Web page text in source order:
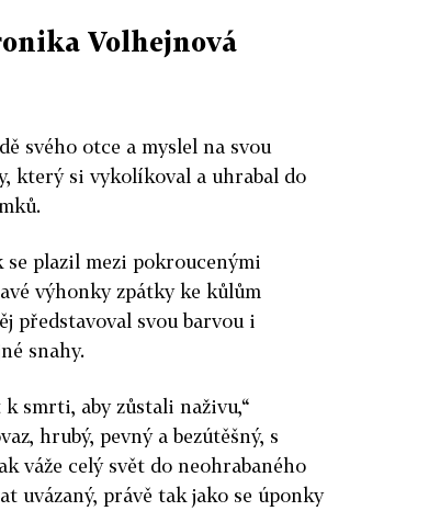
Volhejnová
svého otce a myslel na svou
který si vykolíkoval a uhrabal do
plazil mezi pokroucenými
výhonky zpátky ke kůlům
představoval svou barvou i
snahy.
smrti, aby zůstali naživu,“
hrubý, pevný a bezútěšný, s
váže celý svět do neohrabaného
uvázaný, právě tak jako se úponky